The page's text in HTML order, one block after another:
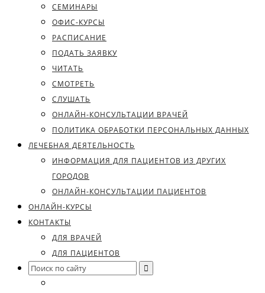
СЕМИНАРЫ
ОФИС-КУРСЫ
РАСПИСАНИЕ
ПОДАТЬ ЗАЯВКУ
ЧИТАТЬ
СМОТРЕТЬ
СЛУШАТЬ
ОНЛАЙН-КОНСУЛЬТАЦИИ ВРАЧЕЙ
ПОЛИТИКА ОБРАБОТКИ ПЕРСОНАЛЬНЫХ ДАННЫХ
ЛЕЧЕБНАЯ ДЕЯТЕЛЬНОСТЬ
ИНФОРМАЦИЯ ДЛЯ ПАЦИЕНТОВ ИЗ ДРУГИХ
ГОРОДОВ
ОНЛАЙН-КОНСУЛЬТАЦИИ ПАЦИЕНТОВ
ОНЛАЙН-КУРСЫ
КОНТАКТЫ
ДЛЯ ВРАЧЕЙ
ДЛЯ ПАЦИЕНТОВ
Search
for: